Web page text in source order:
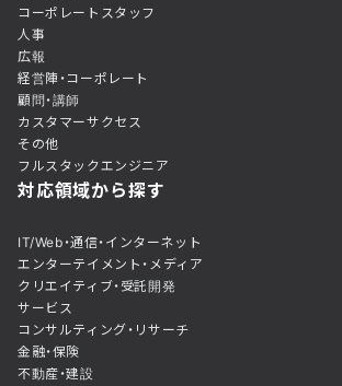
コーポレートスタッフ
人事
広報
経営陣・コーポレート
顧問・講師
カスタマーサクセス
その他
フルスタックエンジニア
対応領域から探す
IT/Web・通信・インターネット
エンターテイメント・メディア
クリエイティブ・受託開発
サービス
コンサルティング・リサーチ
金融・保険
不動産・建設